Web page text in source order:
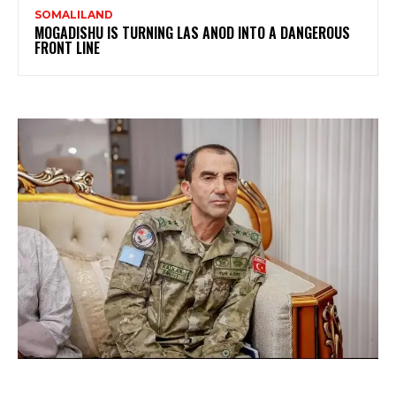
SOMALILAND
MOGADISHU IS TURNING LAS ANOD INTO A DANGEROUS
FRONT LINE